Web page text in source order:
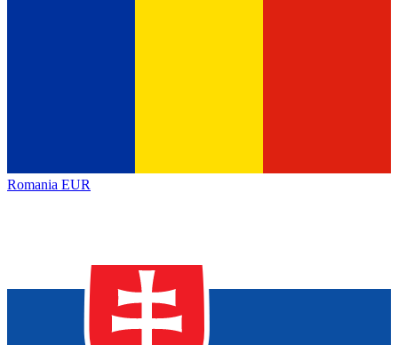
Romania EUR